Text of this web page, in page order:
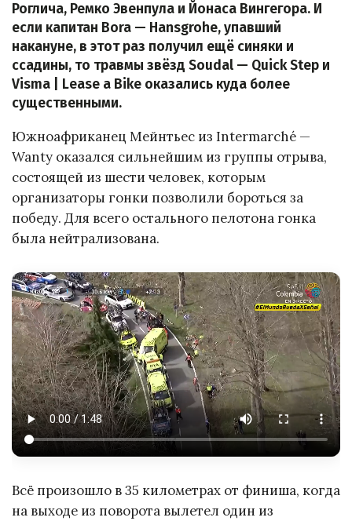
Роглича, Ремко Эвенпула и Йонаса Вингегора. И
если капитан Bora — Hansgrohe, упавший
накануне, в этот раз получил ещё синяки и
ссадины, то травмы звёзд Soudal — Quick Step и
Visma | Lease a Bike оказались куда более
существенными.
Южноафриканец Мейнтьес из Intermarché —
Wanty оказался сильнейшим из группы отрыва,
состоящей из шести человек, которым
организаторы гонки позволили бороться за
победу. Для всего остального пелотона гонка
была нейтрализована.
Всё произошло в 35 километрах от финиша, когда
на выходе из поворота вылетел один из